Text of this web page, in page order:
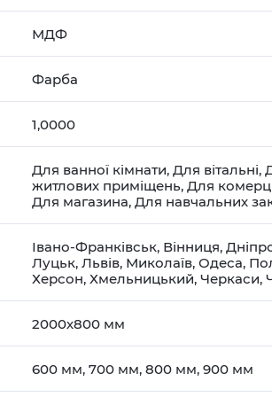
МДФ
Фарба
1,0000
Для ванної кімнати, Для вітальні,
житлових приміщень, Для
Для магазина, Для навчальних
Івано-Франківськ, Вінниця,
Луцьк, Львів, Миколаїв, Одеса,
Херсон, Хмельницький, Черкаси,
2000х800 мм
600 мм, 700 мм, 800 мм, 900 мм